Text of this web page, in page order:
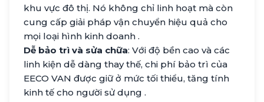
khu vực đô thị. Nó không chỉ linh hoạt mà còn
cung cấp giải pháp vận chuyển hiệu quả cho
mọi loại hình kinh doanh .
Dễ bảo trì và sửa chữa: Với độ bền cao và các
linh kiện dễ dàng thay thế, chi phí bảo trì của
EECO VAN được giữ ở mức tối thiểu, tăng tính
kinh tế cho người sử dụng .